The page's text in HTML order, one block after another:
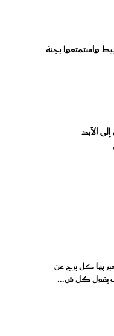
واستمتعوا بجنة
الأبد
بها كل برج عن
يقول كل ش...